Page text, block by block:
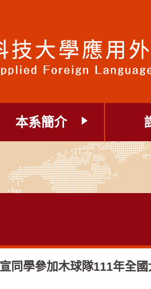
本系簡介
同學參加木球隊111年全